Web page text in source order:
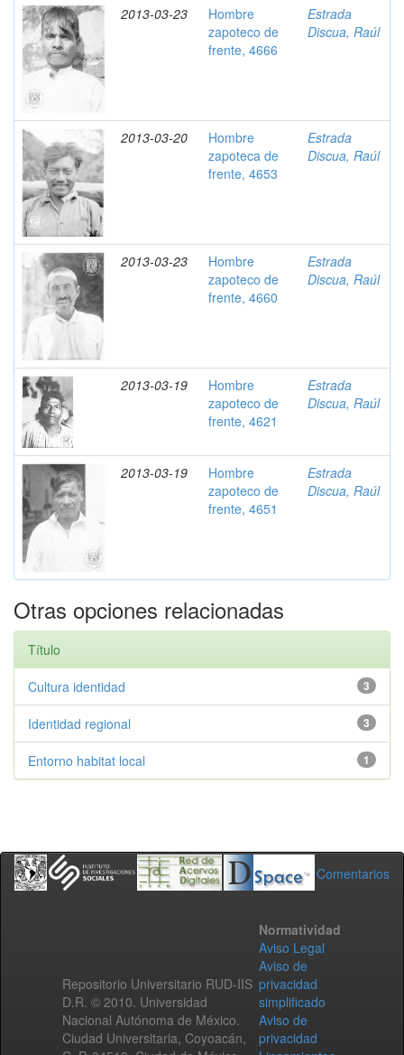
2013-03-23
Hombre
zapoteco de
frente, 4666
Estrada
Discua, Raúl
2013-03-20
Hombre
zapoteca de
frente, 4653
Estrada
Discua, Raúl
2013-03-23
Hombre
zapoteco de
frente, 4660
Estrada
Discua, Raúl
2013-03-19
Hombre
zapoteco de
frente, 4621
Estrada
Discua, Raúl
2013-03-19
Hombre
zapoteco de
frente, 4651
Estrada
Discua, Raúl
Otras opciones relacionadas
Título
3
Cultura identidad
3
Identidad regional
1
Entorno habitat local
Comentarios
Repositorio Universitario RUD-IIS
D.R. © 2010. Universidad
Nacional Autónoma de México.
Ciudad Universitaria, Coyoacán,
Normatividad
Aviso Legal
Aviso de
privacidad
simplificado
Aviso de
privacidad